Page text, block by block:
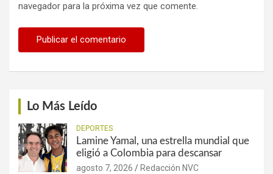
navegador para la próxima vez que comente.
Lo Más Leído
DEPORTES
Lamine Yamal, una estrella mundial que
eligió a Colombia para descansar
agosto 7, 2026 Redacción NVC